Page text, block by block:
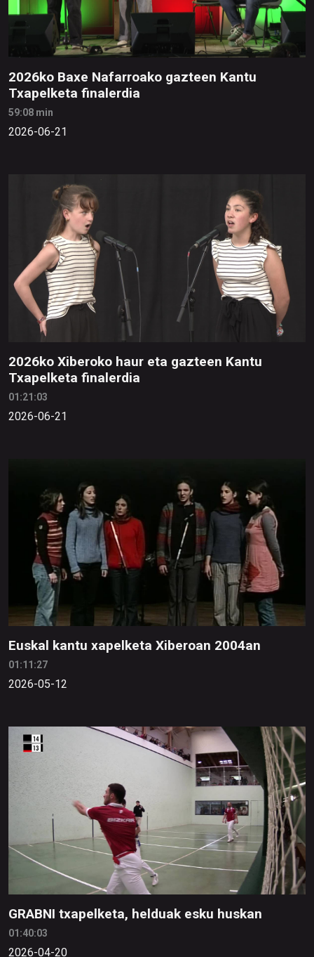
2026ko Baxe Nafarroako gazteen Kantu
Txapelketa finalerdia
59:08 min
2026-06-21
2026ko Xiberoko haur eta gazteen Kantu
Txapelketa finalerdia
01:21:03
2026-06-21
Euskal kantu xapelketa Xiberoan 2004an
01:11:27
2026-05-12
GRABNI txapelketa, helduak esku huskan
01:40:03
2026-04-20